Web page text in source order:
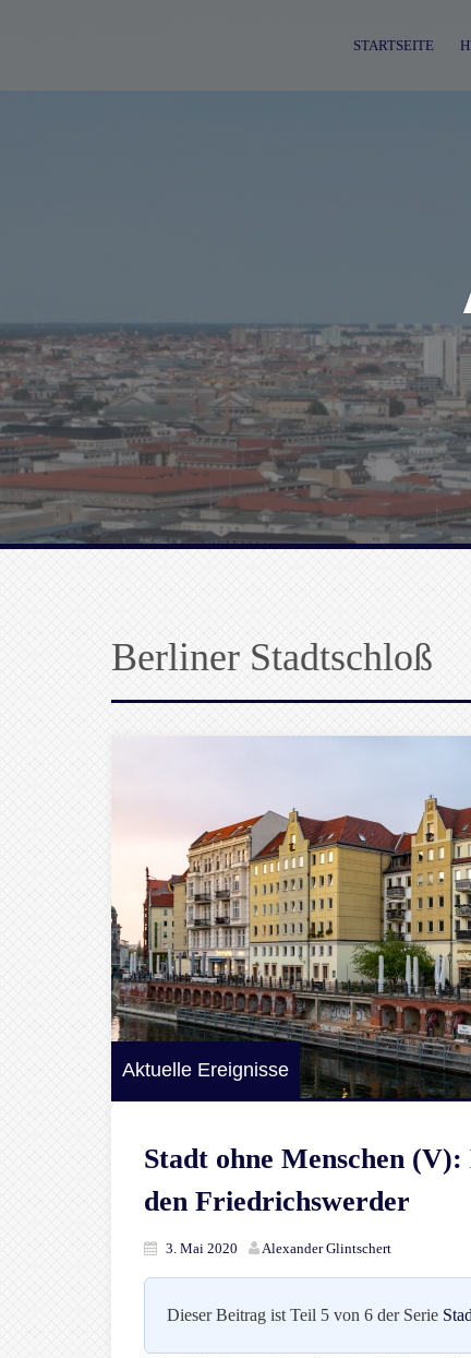
STARTSEITE
Berliner Stadtschloß
Aktuelle Ereignisse
Stadt ohne Menschen
den Friedrichswerder
3. Mai 2020 Alexander Glintschert
Dieser Beitrag ist Teil 5 von 6 der Serie